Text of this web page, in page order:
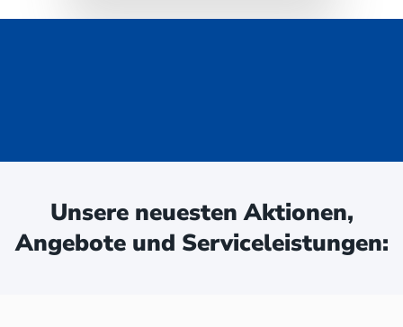
Unsere neuesten Aktionen,
Angebote und Serviceleistungen: